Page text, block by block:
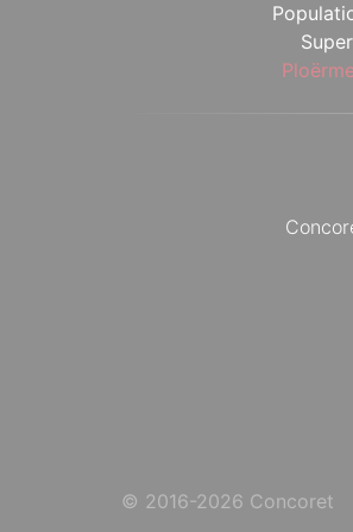
© 2016-2026 Concoret